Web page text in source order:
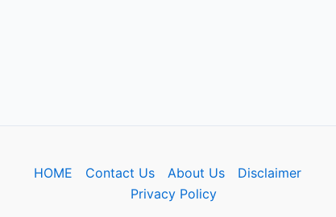
HOME Contact Us About Us
Disclaimer
Privacy Policy